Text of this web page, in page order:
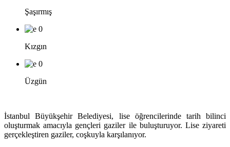
Şaşırmış
0
Kızgın
0
Üzgün
İstanbul Büyükşehir Belediyesi, lise öğrencilerinde tarih bilinci
oluşturmak amacıyla gençleri gaziler ile buluşturuyor. Lise ziyareti
gerçekleştiren gaziler, coşkuyla karşılanıyor.